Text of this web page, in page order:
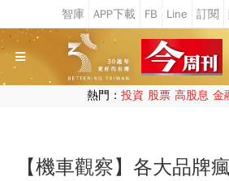
熱門： 投資 股票 高股息 金
【機車觀察】各大品牌